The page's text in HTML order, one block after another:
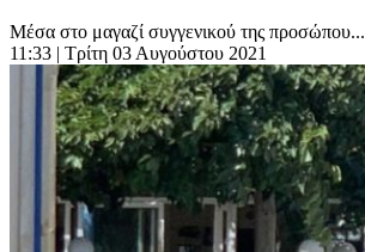
Μέσα στο μαγαζί συγγενικού της προσώπου...
11:33 | Τρίτη 03 Αυγούστου 2021